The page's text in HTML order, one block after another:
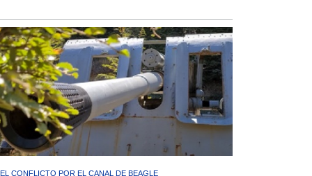
EL CONFLICTO POR EL CANAL DE BEAGLE